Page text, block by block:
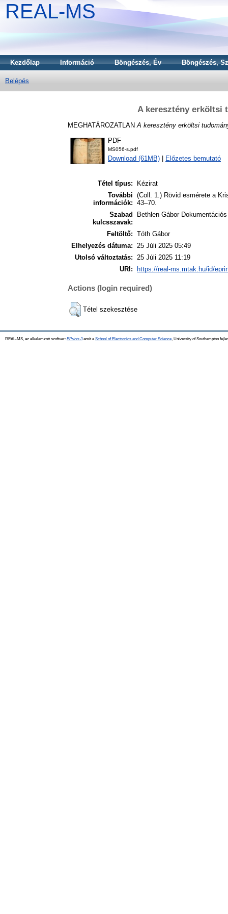
REAL-MS
Kezdőlap Információ Böngészés, Év Böngészés,
Belépés
A keresztény erköltsi
MEGHATÁROZATLAN A keresztény erköltsi
PDF
MS056-s.pdf
Download (61MB) Előzetes bemutató
Tétel típus:
Kézirat
További
információk:
(Coll. 1.) Rövid esmérete a
43–70.
Szabad
kulcsszavak:
Bethlen Gábor
Feltöltő: Tóth Gábor
Elhelyezés dátuma: 25 Júli 2025 05:49
Utolsó változtatás: 25 Júli 2025 11:19
URI:
https://real-ms.mtak.hu/id/
Actions (login required)
Tétel szekesztése
REAL-MS, az alkalamzott szoftver: EPrints 3amit a School of Electronics and Computer Science , University of Southampton